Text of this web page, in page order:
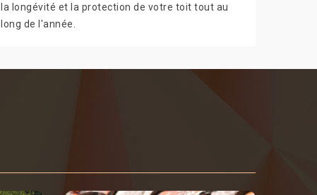
la longévité et la protection de votre toit tout au
long de l'année.